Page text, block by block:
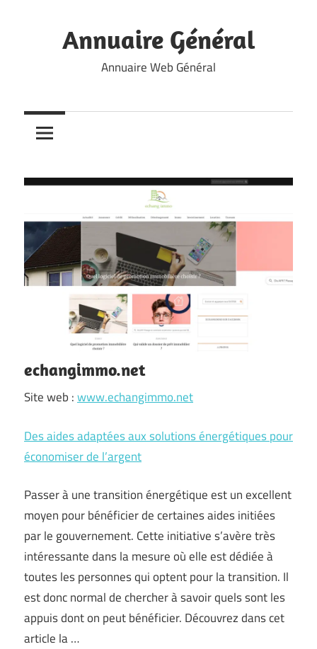
Annuaire Général
Annuaire Web Général
echangimmo.net
Site web :www.echangimmo.net
Des aides adaptées aux solutions énergétiques pour
économiser de l’argent
Passer à une transition énergétique est un excellent
moyen pour bénéficier de certaines aides initiées
par le gouvernement. Cette initiative s’avère très
intéressante dans la mesure où elle est dédiée à
toutes les personnes qui optent pour la transition. Il
est donc normal de chercher à savoir quels sont les
appuis dont on peut bénéficier. Découvrez dans cet
article la …